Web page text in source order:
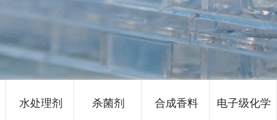
水处理剂 杀菌剂 合成香料 电子级化学